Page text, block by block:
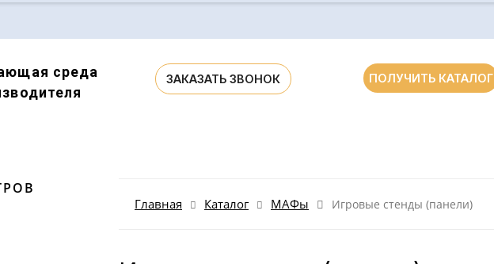
среда
ЗАКАЗАТЬ ЗВОНОК ПОЛУЧИТЬ КАТАЛОГ
обучающего оборудования для ДОУ и школ России и стран СНГ
Главная Каталог МАФы Игровые стенды (панели)